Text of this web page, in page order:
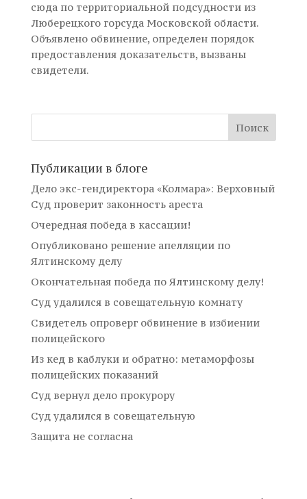
сюда по территориальной подсудности из
Люберецкого горсуда Московской области.
Объявлено обвинение, определен порядок
предоставления доказательств, вызваны
свидетели.
Публикации в блоге
Дело экс-гендиректора «Колмара»: Верховный
Суд проверит законность ареста
Очередная победа в кассации!
Опубликовано решение апелляции по
Ялтинскому делу
Окончательная победа по Ялтинскому делу!
Суд удалился в совещательную комнату
Свидетель опроверг обвинение в избиении
полицейского
Из кед в каблуки и обратно: метаморфозы
полицейских показаний
Суд вернул дело прокурору
Суд удалился в совещательную
Защита не согласна